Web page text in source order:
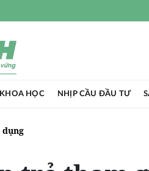
HỌC NHỊP CẦU ĐẦU TƯ
dụng